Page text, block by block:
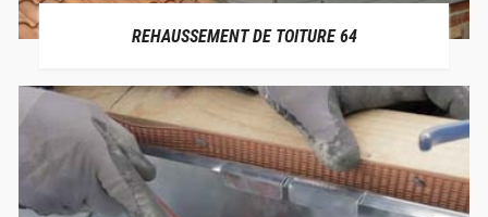
REHAUSSEMENT DE TOITURE 64